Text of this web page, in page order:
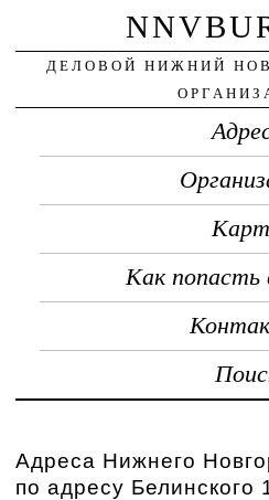
ДЕЛОВОЙ НИЖНИЙ
Как попасть
Адреса Нижнего
по адресу Белинского